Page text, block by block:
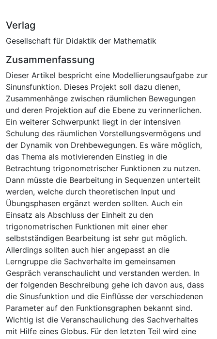
Verlag
Gesellschaft für Didaktik der Mathematik
Zusammenfassung
Dieser Artikel bespricht eine Modellierungsaufgabe zur
Sinunsfunktion. Dieses Projekt soll dazu dienen,
Zusammenhänge zwischen räumlichen Bewegungen
und deren Projektion auf die Ebene zu verinnerlichen.
Ein weiterer Schwerpunkt liegt in der intensiven
Schulung des räumlichen Vorstellungsvermögens und
der Dynamik von Drehbewegungen. Es wäre möglich,
das Thema als motivierenden Einstieg in die
Betrachtung trigonometrischer Funktionen zu nutzen.
Dann müsste die Bearbeitung in Sequenzen unterteilt
werden, welche durch theoretischen Input und
Übungsphasen ergänzt werden sollten. Auch ein
Einsatz als Abschluss der Einheit zu den
trigonometrischen Funktionen mit einer eher
selbstständigen Bearbeitung ist sehr gut möglich.
Allerdings sollten auch hier angepasst an die
Lerngruppe die Sachverhalte im gemeinsamen
Gespräch veranschaulicht und verstanden werden. In
der folgenden Beschreibung gehe ich davon aus, dass
die Sinusfunktion und die Einflüsse der verschiedenen
Parameter auf den Funktionsgraphen bekannt sind.
Wichtig ist die Veranschaulichung des Sachverhaltes
mit Hilfe eines Globus. Für den letzten Teil wird eine